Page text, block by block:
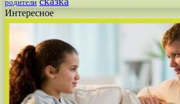
родители
Интересное